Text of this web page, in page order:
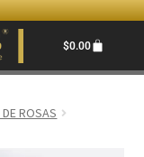
FACIL, RAPIDO
$0.00
ROSAS